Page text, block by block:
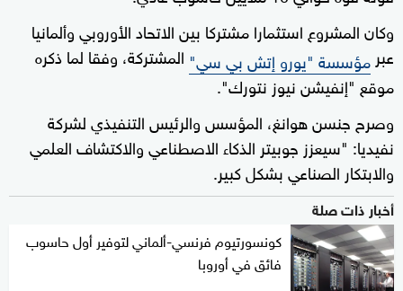
وكان المشروع استثمارا مشتركا بين الاتحاد الأوروبي وألمانيا
عبر مؤسسة "يورو إتش بي سي" المشتركة، وفقا لما ذكره
موقع "إنفيشن نيوز نتورك".
وصرح جنسن هوانغ، المؤسس والرئيس التنفيذي لشركة
نفيديا: "سيعزز جوبيتر الذكاء الاصطناعي والاكتشاف العلمي
والابتكار الصناعي بشكل كبير.
أخبار ذات صلة
كونسورتيوم فرنسي-ألماني لتوفير أول حاسوب
فائق في أوروبا